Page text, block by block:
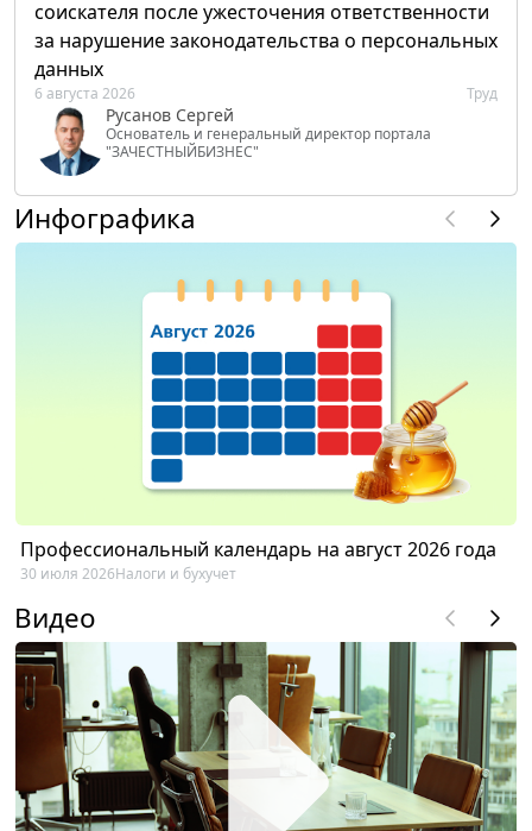
соискателя после ужесточения ответственности
за нарушение законодательства о персональных
данных
6 августа 2026 Труд
Русанов Сергей
Основатель и генеральный директор портала
"ЗАЧЕСТНЫЙБИЗНЕС"
Инфографика
Профессиональный календарь на август 2026 года
30 июля 2026Налоги и бухучет
Видео